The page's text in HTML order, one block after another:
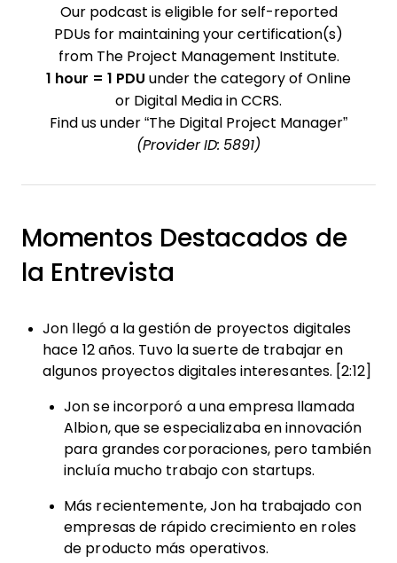
Our podcast is eligible for self-reported
PDUs for maintaining your certification(s)
from The Project Management Institute.
1 hour = 1 PDU under the category of Online
or Digital Media in CCRS.
Find us under “The Digital Project Manager”
(Provider ID: 5891)
Momentos Destacados de
la Entrevista
Jon llegó a la gestión de proyectos digitales
hace 12 años. Tuvo la suerte de trabajar en
algunos proyectos digitales interesantes. [2:12]
Jon se incorporó a una empresa llamada
Albion, que se especializaba en innovación
para grandes corporaciones, pero también
incluía mucho trabajo con startups.
Más recientemente, Jon ha trabajado con
empresas de rápido crecimiento en roles
de producto más operativos.